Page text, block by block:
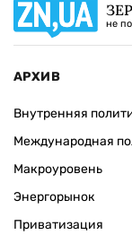
не
АРХИВ
Внутренняя
Международная
Макроуровень
Энергорынок
Приватизация